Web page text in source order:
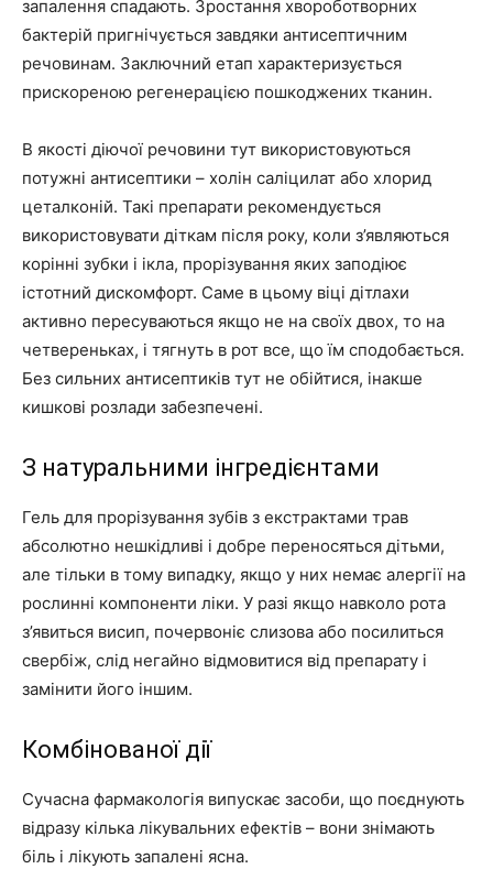
запалення спадають. Зростання хвороботворних
бактерій пригнічується завдяки антисептичним
речовинам. Заключний етап характеризується
прискореною регенерацією пошкоджених тканин.
В якості діючої речовини тут використовуються
потужні антисептики – холін саліцилат або хлорид
цеталконій. Такі препарати рекомендується
використовувати діткам після року, коли з’являються
корінні зубки і ікла, прорізування яких заподіює
істотний дискомфорт. Саме в цьому віці дітлахи
активно пересуваються якщо не на своїх двох, то на
четвереньках, і тягнуть в рот все, що їм сподобається.
Без сильних антисептиків тут не обійтися, інакше
кишкові розлади забезпечені.
З натуральними інгредієнтами
Гель для прорізування зубів з екстрактами трав
абсолютно нешкідливі і добре переносяться дітьми,
але тільки в тому випадку, якщо у них немає алергії на
рослинні компоненти ліки. У разі якщо навколо рота
з’явиться висип, почервоніє слизова або посилиться
свербіж, слід негайно відмовитися від препарату і
замінити його іншим.
Комбінованої дії
Сучасна фармакологія випускає засоби, що поєднують
відразу кілька лікувальних ефектів – вони знімають
біль і лікують запалені ясна.